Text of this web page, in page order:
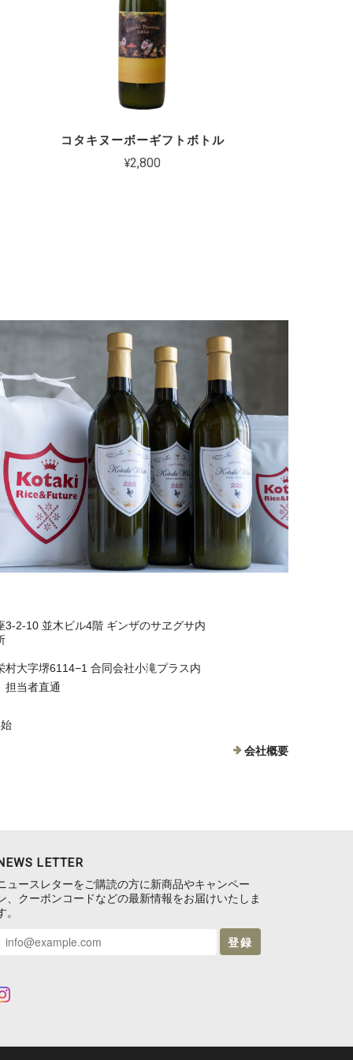
コタキヌーボーギフトボトル
¥2,800
3-2-10 並木ビル4階 ギンザのサヱグサ内
村大字堺6114−1 合同会社小滝プラス内
当者直通
会社概要
LETTER
ュースレターをご購読の方に新商品やキャンペー
、クーポンコードなどの最新情報をお届けいたしま
。
登録